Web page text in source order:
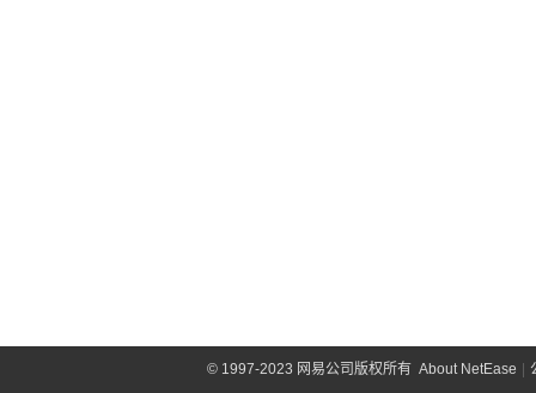
©1997-2023 网易公司版权所有 About NetEase